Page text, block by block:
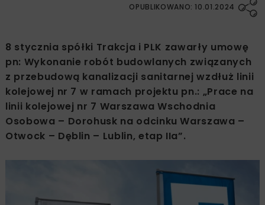
OPUBLIKOWANO: 10.01.2024
8 stycznia spółki Trakcja i PLK zawarły umowę
pn: Wykonanie robót budowlanych związanych
z przebudową kanalizacji sanitarnej wzdłuż linii
kolejowej nr 7 w ramach projektu pn.: „Prace na
linii kolejowej nr 7 Warszawa Wschodnia
Osobowa – Dorohusk na odcinku Warszawa –
Otwock – Dęblin – Lublin, etap IIa”.